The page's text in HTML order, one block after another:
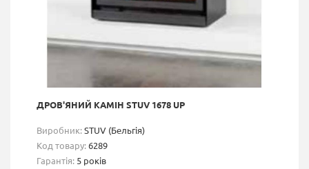
ДРОВ'ЯНИЙ КАМІН STUV 1678 UP
Виробник:STUV (Бельгія)
Код товару:6289
Гарантія: 5 років